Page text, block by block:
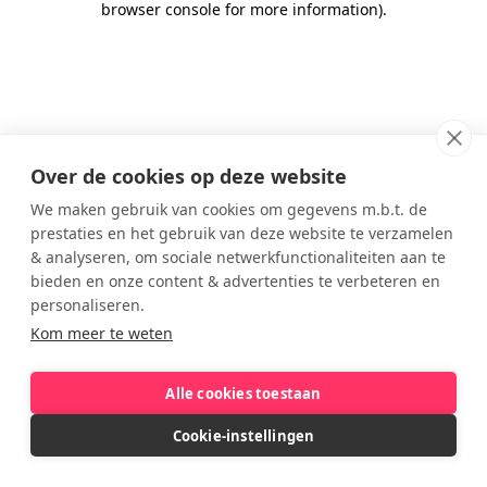
Over de cookies op deze website
We maken gebruik van cookies om gegevens m.b.t. de
prestaties en het gebruik van deze website te verzamelen
& analyseren, om sociale netwerkfunctionaliteiten aan te
bieden en onze content & advertenties te verbeteren en
personaliseren.
Kom meer te weten
Alle cookies toestaan
Cookie-instellingen
browser console for more information).